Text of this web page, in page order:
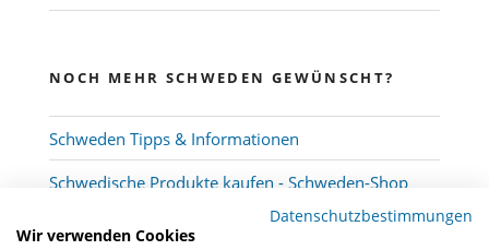
NOCH MEHR SCHWEDEN GEWÜNSCHT?
Schweden Tipps & Informationen
Schwedische Produkte kaufen - Schweden-Shop
Datenschutzbestimmungen
Wir verwenden Cookies